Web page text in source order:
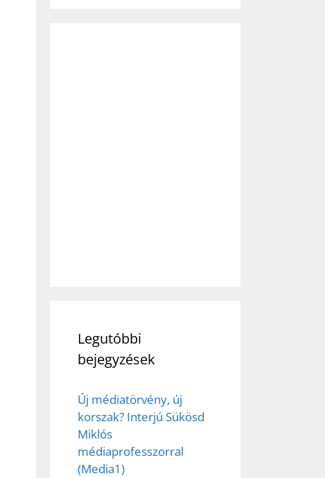
Legutóbbi
bejegyzések
Új médiatörvény, új
korszak? Interjú Sükösd
Miklós
médiaprofesszorral
(Media1)